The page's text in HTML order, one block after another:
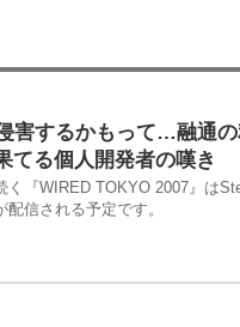
害するかもって…融通
てる個人開発者の嘆き
く『WIRED TOKYO 2007』は
信される予定です。